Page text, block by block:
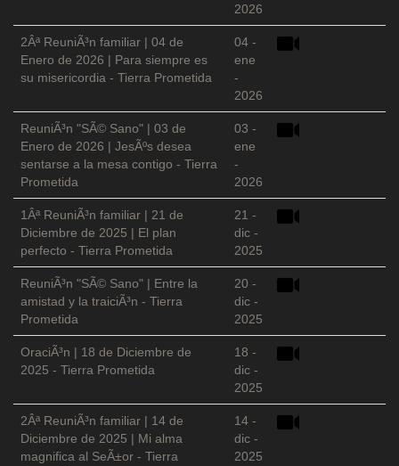
2026
2Âª ReuniÃ³n familiar | 04 de
Enero de 2026 | Para siempre es
su misericordia - Tierra Prometida
04 -
ene
-
2026
ReuniÃ³n "SÃ© Sano" | 03 de
Enero de 2026 | JesÃºs desea
sentarse a la mesa contigo - Tierra
Prometida
03 -
ene
-
2026
1Âª ReuniÃ³n familiar | 21 de
Diciembre de 2025 | El plan
perfecto - Tierra Prometida
21 -
dic -
2025
ReuniÃ³n "SÃ© Sano" | Entre la
amistad y la traiciÃ³n - Tierra
Prometida
20 -
dic -
2025
OraciÃ³n | 18 de Diciembre de
2025 - Tierra Prometida
18 -
dic -
2025
2Âª ReuniÃ³n familiar | 14 de
Diciembre de 2025 | Mi alma
magnifica al SeÃ±or - Tierra
14 -
dic -
2025